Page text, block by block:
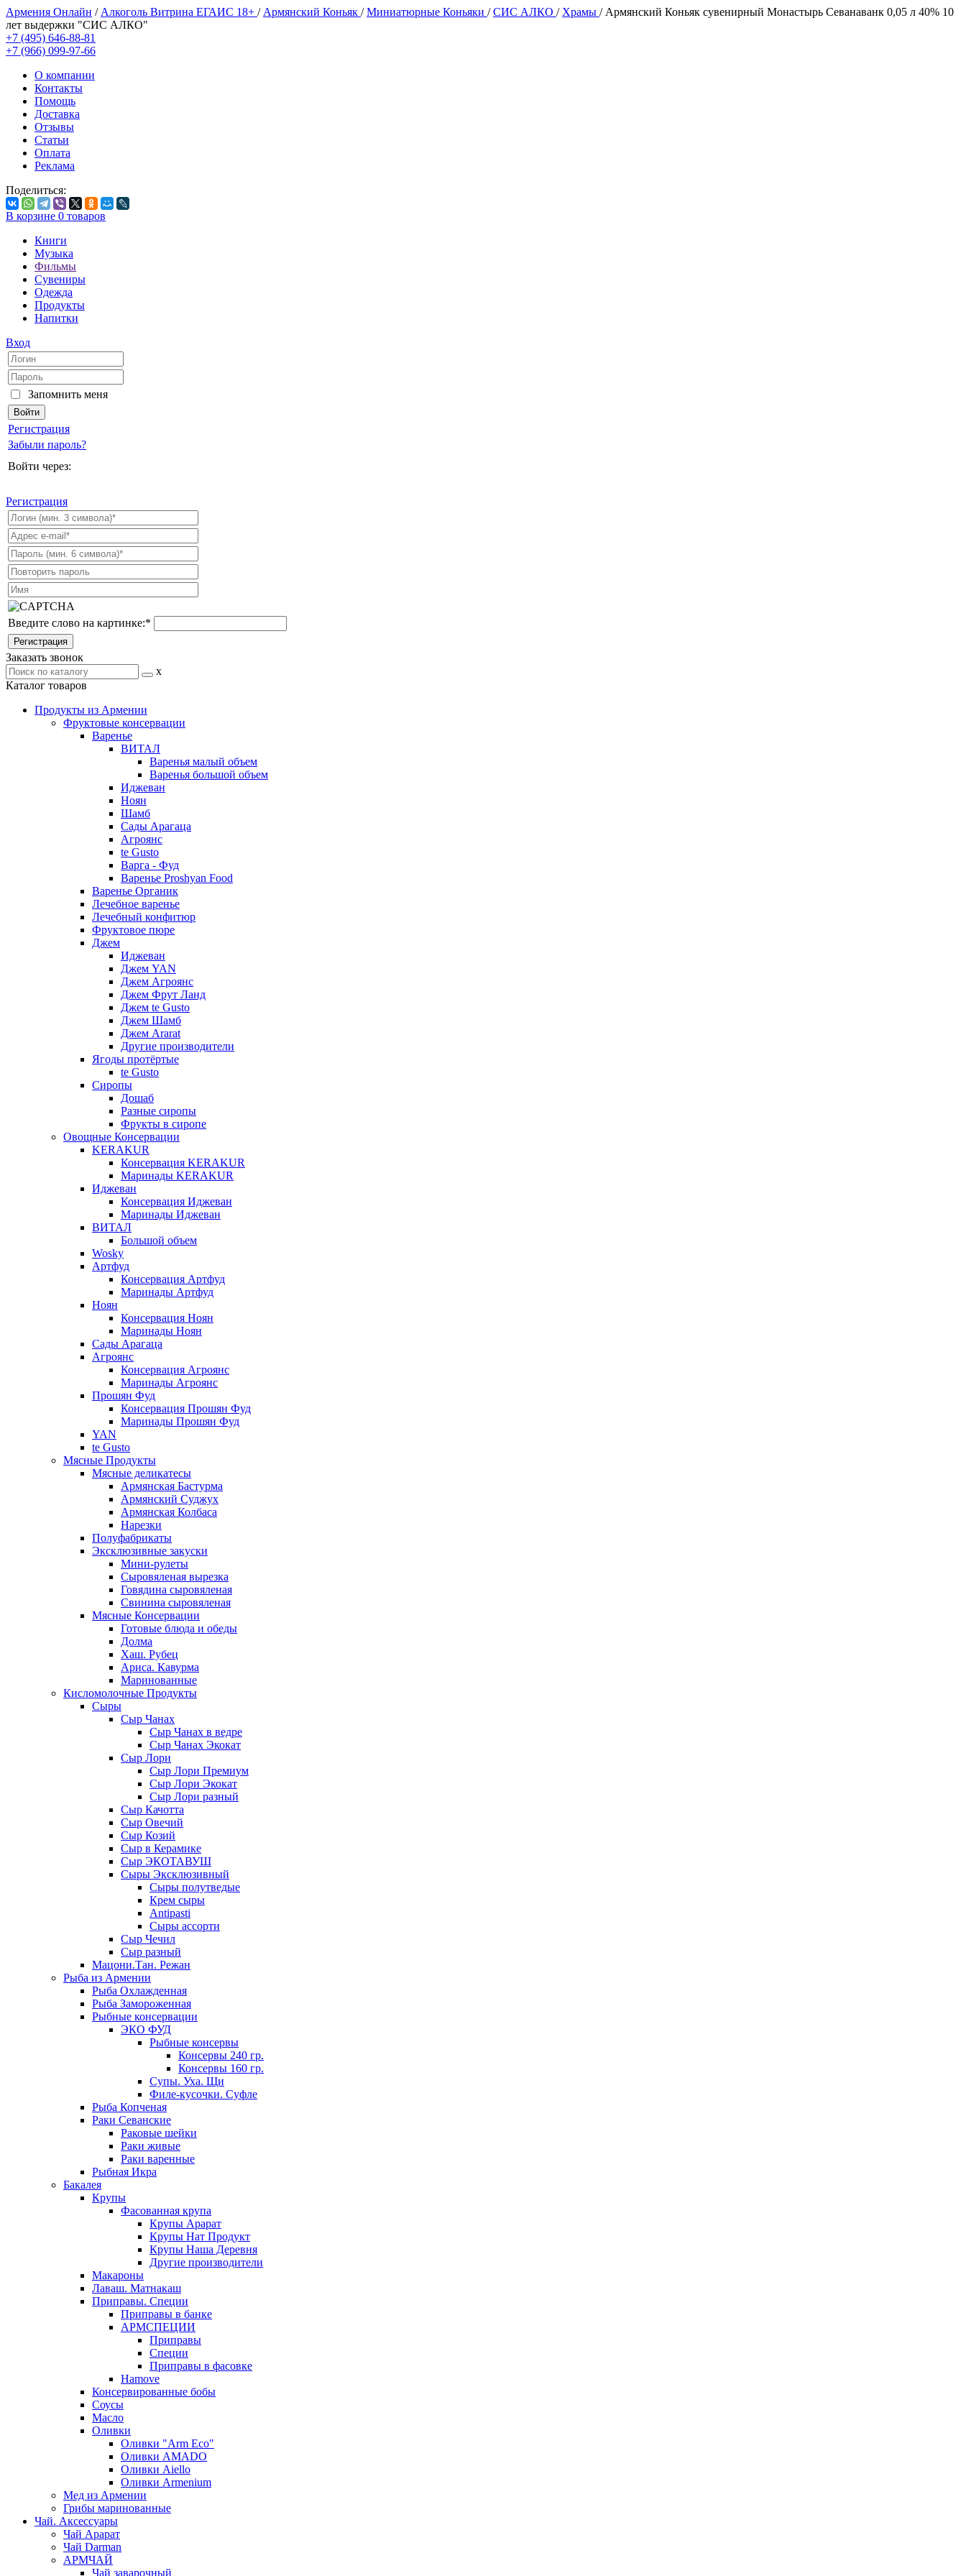
Армения Онлайн / Алкоголь Витрина ЕГАИС 18+ / Армянский Коньяк /Миниатюрные Коньяки /СИС АЛКО / Храмы / Армянский Коньяк сувенирный Монастырь Севанаванк 0,05 л 40% 10
лет выдержки "СИС АЛКО"
+7 (495) 646-88-81
+7 (966) 099-97-66
О компании
Контакты
Помощь
Доставка
Отзывы
Статьи
Оплата
Реклама
Поделиться:
В корзине 0 товаров
Книги
Музыка
Фильмы
Сувениры
Одежда
Продукты
Напитки
Вход
Запомнить меня
Регистрация
Забыли пароль?
Войти через:
Регистрация
Введите слово на картинке:*
Заказать звонок
x
Каталог товаров
Продукты из Армении
Фруктовые консервации
Варенье
ВИТАЛ
Варенья малый объем
Варенья большой объем
Иджеван
Ноян
Шамб
Сады Арагаца
Агроянс
te Gusto
Варга - Фуд
Варенье Proshyan Food
Варенье Органик
Лечебное варенье
Лечебный конфитюр
Фруктовое пюре
Джем
Иджеван
Джем YAN
Джем Агроянс
Джем Фрут Ланд
Джем te Gusto
Джем Шамб
Джем Ararat
Другие производители
Ягоды протёртые
te Gusto
Сиропы
Дошаб
Разные сиропы
Фрукты в сиропе
Овощные Консервации
KERAKUR
Консервация KERAKUR
Маринады KERAKUR
Иджеван
Консервация Иджеван
Маринады Иджеван
ВИТАЛ
Большой объем
Wosky
Артфуд
Консервация Артфуд
Маринады Артфуд
Ноян
Консервация Ноян
Маринады Ноян
Сады Арагаца
Агроянс
Консервация Агроянс
Маринады Агроянс
Прошян Фуд
Консервация Прошян Фуд
Маринады Прошян Фуд
YAN
te Gusto
Мясные Продукты
Мясные деликатесы
Армянская Бастурма
Армянский Суджух
Армянская Колбаса
Нарезки
Полуфабрикаты
Эксклюзивные закуски
Мини-рулеты
Сыровяленая вырезка
Говядина сыровяленая
Свинина сыровяленая
Мясные Консервации
Готовые блюда и обеды
Долма
Хаш. Рубец
Ариса. Кавурма
Маринованные
Кисломолочные Продукты
Сыры
Сыр Чанах
Сыр Чанах в ведре
Сыр Чанах Экокат
Сыр Лори
Сыр Лори Премиум
Сыр Лори Экокат
Сыр Лори разный
Сыр Качотта
Сыр Овечий
Сыр Козий
Сыр в Керамике
Сыр ЭКОТАВУШ
Сыры Эксклюзивный
Сыры полутведые
Крем сыры
Antipasti
Сыры ассорти
Сыр Чечил
Сыр разный
Мацони.Тан. Режан
Рыба из Армении
Рыба Охлажденная
Рыба Замороженная
Рыбные консервации
ЭКО ФУД
Рыбные консервы
Консервы 240 гр.
Консервы 160 гр.
Супы. Уха. Щи
Филе-кусочки. Суфле
Рыба Копченая
Раки Севанские
Раковые шейки
Раки живые
Раки варенные
Рыбная Икра
Бакалея
Крупы
Фасованная крупа
Крупы Арарат
Крупы Нат Продукт
Крупы Наша Деревня
Другие производители
Макароны
Лаваш. Матнакаш
Приправы. Специи
Приправы в банке
АРМСПЕЦИИ
Приправы
Специи
Приправы в фасовке
Hamove
Консервированные бобы
Соусы
Масло
Оливки
Оливки "Arm Eco"
Оливки AMADO
Оливки Aiello
Оливки Armenium
Мед из Армении
Грибы маринованные
Чай. Аксессуары
Чай Арарат
Чай Darman
АРМЧАЙ
Чай заварочный